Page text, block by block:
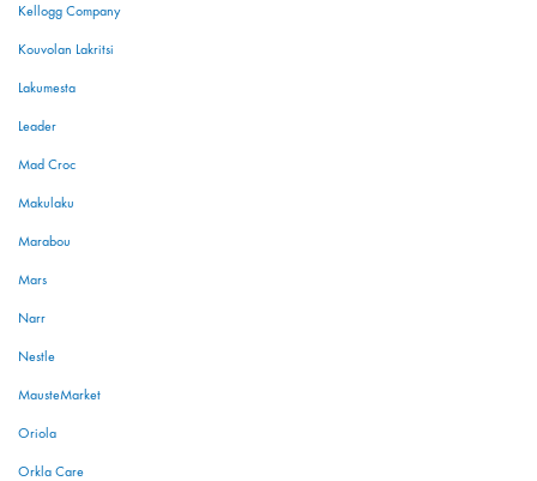
Kellogg Company
Kouvolan Lakritsi
Lakumesta
Leader
Mad Croc
Makulaku
Marabou
Mars
Narr
Nestle
MausteMarket
Oriola
Orkla Care